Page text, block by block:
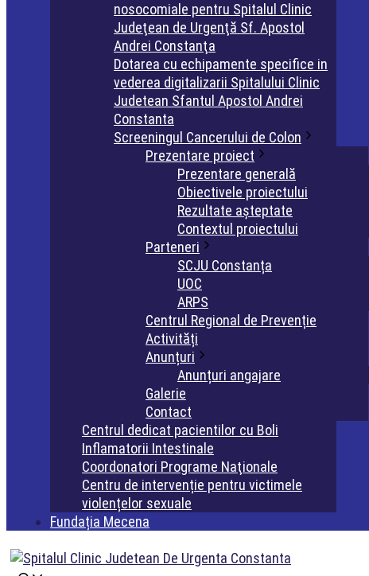
nosocomiale pentru Spitalul Clinic
Judeţean de Urgenţă Sf. Apostol
Andrei Constanţa
Dotarea cu echipamente specifice in
vederea digitalizarii Spitalului Clinic
Judetean Sfantul Apostol Andrei
Constanta
Screeningul Cancerului de Colon
Prezentare proiect
Prezentare generală
Obiectivele proiectului
Rezultate așteptate
Contextul proiectului
Parteneri
SCJU Constanța
UOC
ARPS
Centrul Regional de Prevenție
Activități
Anunțuri
Anunțuri angajare
Galerie
Contact
Centrul dedicat pacientilor cu Boli
Inflamatorii Intestinale
Coordonatori Programe Naţionale
Centru de intervenție pentru victimele
violențelor sexuale
Fundația Mecena